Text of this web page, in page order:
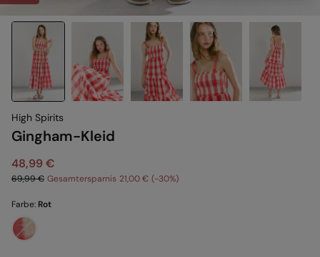
High Spirits
Gingham-Kleid
48,99 €
69,99 € Gesamtersparnis 21,00 € 30
Farbe: Rot